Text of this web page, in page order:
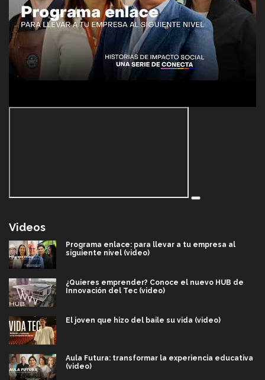
Videos
Programa enlace: para llevar a tu empresa al
siguiente nivel (video)
¿Quieres emprender? Conoce el nuevo HUB de
Innovación del Tec (video)
El joven que hizo del baile su vida (video)
Aula Futura: transformar la experiencia educativa
(video)